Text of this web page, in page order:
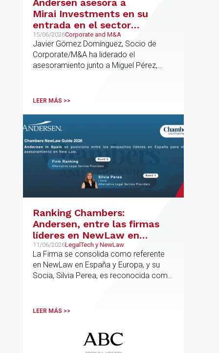
Mirai Investments en su
entrada en el sector
medioambiental con la
adquisición de la
vasca Excavaciones
Mendiola
15/06/2026Corporate and M&A
Javier Gómez Domínguez, Socio de
Corporate/M&A ha liderado el
asesoramiento junto a Miguel Pérez,
LEER MÁS >>
Ranking Chambers:
Andersen, entre las firmas
líderes en NewLaw en
España y Europa
11/06/2026LegalTech y NewLaw
La Firma se consolida como referente
en NewLaw en España y Europa, y su
Socia, Silvia Perea, es reconocida como
LEER MÁS >>